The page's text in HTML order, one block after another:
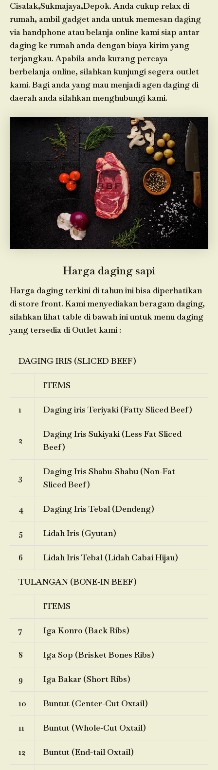
Cisalak,Sukmajaya,Depok. Anda cukup relax di
rumah, ambil gadget anda untuk memesan daging
via handphone atau belanja online kami siap antar
daging ke rumah anda dengan biaya kirim yang
terjangkau. Apabila anda kurang percaya
berbelanja online, silahkan kunjungi segera outlet
kami. Bagi anda yang mau menjadi agen daging di
daerah anda silahkan menghubungi kami.
Harga daging sapi
Harga daging terkini di tahun ini bisa diperhatikan
di store front. Kami menyediakan beragam daging,
silahkan lihat table di bawah ini untuk menu daging
yang tersedia di Outlet kami :
DAGING IRIS (SLICED BEEF)
ITEMS
1 Daging iris Teriyaki (Fatty Sliced Beef)
2
Daging Iris Sukiyaki (Less Fat Sliced
Beef)
3
Daging Iris Shabu-Shabu (Non-Fat
Sliced Beef)
4 Daging Iris Tebal (Dendeng)
5 Lidah Iris (Gyutan)
6 Lidah Iris Tebal (Lidah Cabai Hijau)
TULANGAN (BONE-IN BEEF)
ITEMS
7 Iga Konro (Back Ribs)
8 Iga Sop (Brisket Bones Ribs)
9 Iga Bakar (Short Ribs)
10 Buntut (Center-Cut Oxtail)
11 Buntut (Whole-Cut Oxtail)
12 Buntut (End-tail Oxtail)